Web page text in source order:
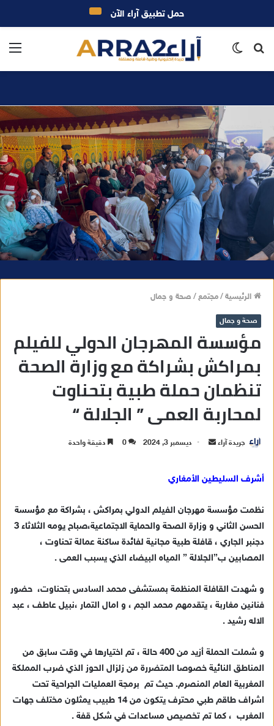
بحث
الرئيسية/مجتمع/ صحة و جمال
صحة و جمال
مؤسسة المهرجان الدولي للفيلم
بمراكش بشراكة مع وزارة الصحة
تنظمان حملة طبية بتحناوت
لمحاربة العمى ” الجلالة “
جريدة آراء
د
ا
ل
ك
و
ديسمبر 3, 2024 0 دقيقة واحدة
أشرف السليطين الأمغاري
نظمت مؤسسة مهرجان الفيلم الدولي بمراكش ، بشراكة مع مؤسسة
الحسن الثاني و وزارة الصحة والحماية الاجتماعية،صباح يومه الثلاثاء 3
دجنبر الجاري ، قافلة طبية مجانية لفائدة ساكنة عمالة تحناوت ،
المصابين ب”الجلالة ” المياه البيضاء الذي يسبب العمى .
و شهدت القافلة المنظمة بمستشفى محمد السادس بتحناوت، حضور
فنانين مغاربة ، يتقدمهم محمد الجم ، و امال التمار ،نبيل عاطف ، عبد
الاله رشيد .
و شملت الحملة أزيد من 400 حالة ، تم اختيارها في وقت سابق من
المناطق النائية خصوصا المتضررة من زلزال الحوز الذي ضرب المملكة
المغربية العام المنصرم. حيث تم برمجة العمليات الجراحية تحت
اشراف طاقم طبي محترف يتكون من 14 طبيب يمثلون مختلف جهات
المغرب ، كما تم تخصيص مساعدات في شكل قفة .
حمل تطبيق آراء الآن